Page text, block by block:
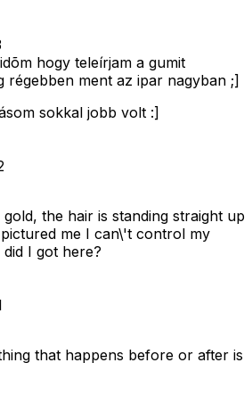
hogy teleírjam a gumit
régebben ment az ipar nagyban ;]
sokkal jobb volt :]
the hair is standing straight up
me I can\'t control my
I got here?
that happens before or after is